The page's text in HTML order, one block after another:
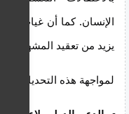
الإنسان. كما أن غياب
يزيد من تعقيد المشهد
لمواجهة هذه التحديات،